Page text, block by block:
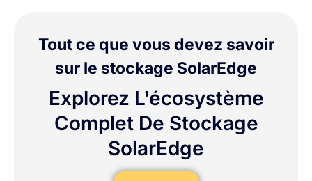
Tout ce que vous devez savoir
sur le stockage SolarEdge
Explorez L'écosystème
Complet De Stockage
SolarEdge